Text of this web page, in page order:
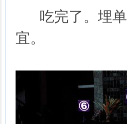
吃完了。埋单
宜。